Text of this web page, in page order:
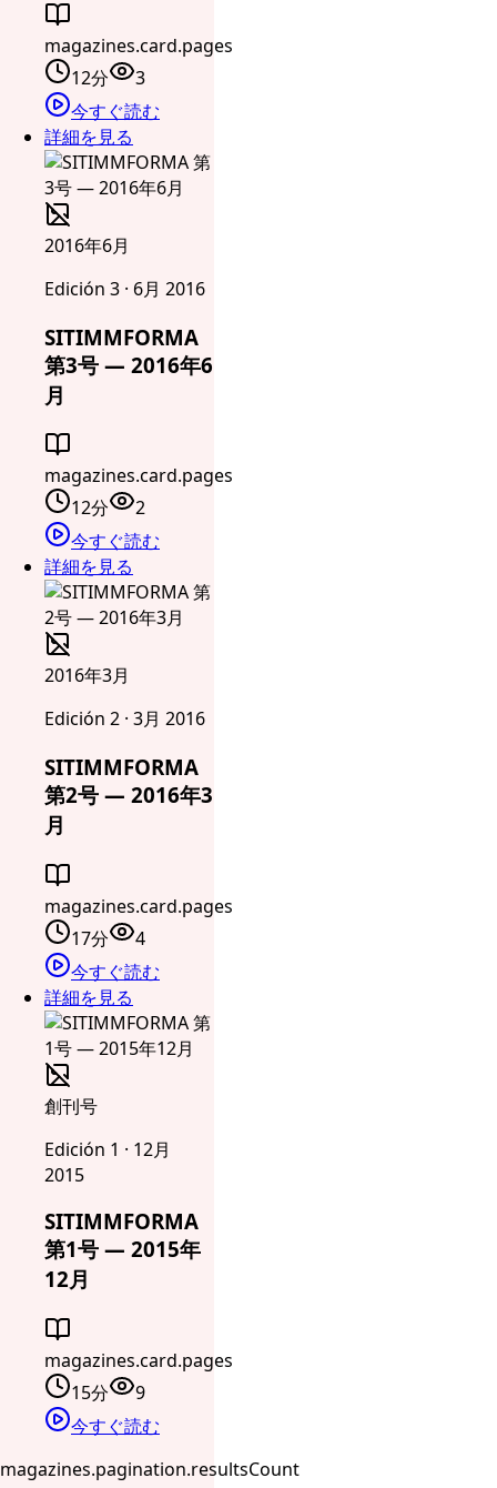
magazines.card.pages
12分
3
今すぐ読む
詳細を見る
2016年6月
Edición 3 · 6月 2016
SITIMMFORMA
第3号 — 2016年6
月
magazines.card.pages
12分
2
今すぐ読む
詳細を見る
2016年3月
Edición 2 · 3月 2016
SITIMMFORMA
第2号 — 2016年3
月
magazines.card.pages
17分
4
今すぐ読む
詳細を見る
創刊号
Edición 1 · 12月
2015
SITIMMFORMA
第1号 — 2015年
12月
magazines.card.pages
15分
9
今すぐ読む
magazines.pagination.resultsCount